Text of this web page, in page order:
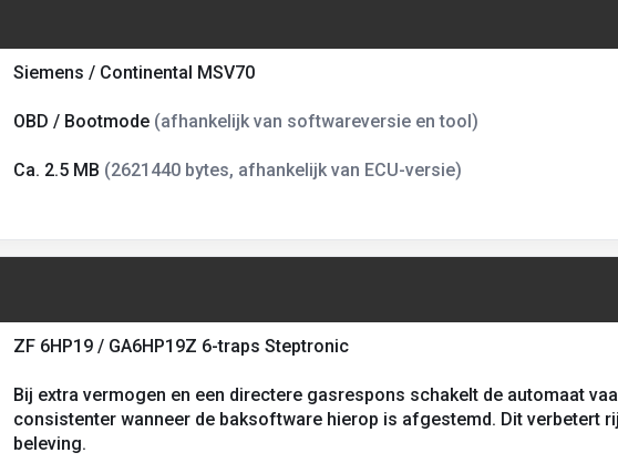
Siemens / Continental MSV70
OBD / Bootmode (afhankelijk van softwareversie en tool)
Ca. 2.5 MB (2621440 bytes, afhankelijk van ECU-versie)
ZF 6HP19 / GA6HP19Z 6-traps Steptronic
Bij extra vermogen en een directere gasrespons schakelt de automaat
consistenter wanneer de baksoftware hierop is afgestemd. Dit verbetert
beleving.